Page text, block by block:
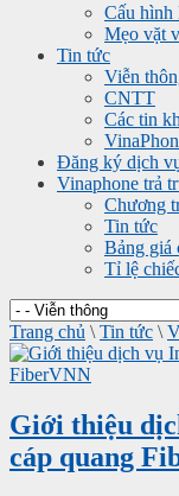
Cấu hình
Mẹo vặt
Tin tức
Viễn
CNTT
Các tin
Đăng ký dịch
Vinaphone trả
Chương
Tin tức
Bảng giá
Tỉ lệ
Trang chủ \ Tin tức \
Giới thiệu
cáp quang